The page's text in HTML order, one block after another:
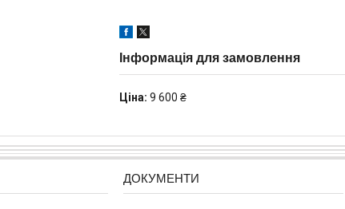
Інформація для замовлення
Ціна: 9 600 ₴
ДОКУМЕНТИ